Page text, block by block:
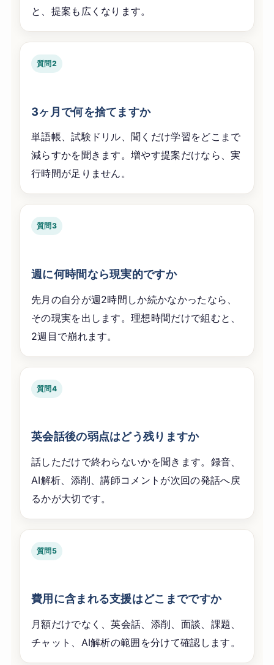
と、提案も広くなります。
質問2
3ヶ月で何を捨てますか
単語帳、試験ドリル、聞くだけ学習をどこまで
減らすかを聞きます。増やす提案だけなら、実
行時間が足りません。
質問3
週に何時間なら現実的ですか
先月の自分が週2時間しか続かなかったなら、
その現実を出します。理想時間だけで組むと、
2週目で崩れます。
質問4
英会話後の弱点はどう残りますか
話しただけで終わらないかを聞きます。録音、
AI解析、添削、講師コメントが次回の発話へ戻
るかが大切です。
質問5
費用に含まれる支援はどこまでですか
月額だけでなく、英会話、添削、面談、課題、
チャット、AI解析の範囲を分けて確認します。